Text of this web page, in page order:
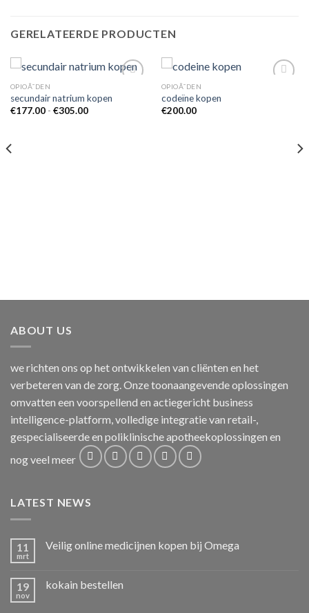
GERELATEERDE PRODUCTEN
OPIOÃ¯DEN
secundair natrium kopen
€177.00 - €305.00Prijsklasse:
OPIOÃ¯DEN
codeïne kopen
€200.00
ABOUT US
we richten ons op het ontwikkelen van cliënten en het
verbeteren van de zorg. Onze toonaangevende oplossingen
omvatten een voorspellend en actiegericht business
intelligence-platform, volledige integratie van retail-,
gespecialiseerde en poliklinische apotheekoplossingen en
nog veel meer
LATEST NEWS
11
mrt
Veilig online medicijnen kopen bij Omega
19
nov
kokain bestellen